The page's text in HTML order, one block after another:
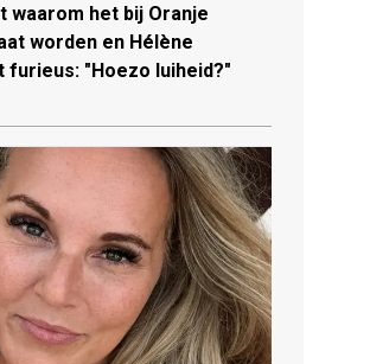
waarom het bij Oranje
worden en Hélène
furieus: "Hoezo luiheid?"